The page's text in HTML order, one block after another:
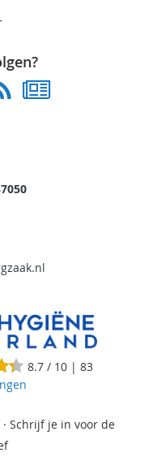
8.7 / 10 | 83
Schrijf je in voor de